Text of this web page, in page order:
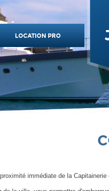
LOCATION PRO
immédiate de la Capitainerie